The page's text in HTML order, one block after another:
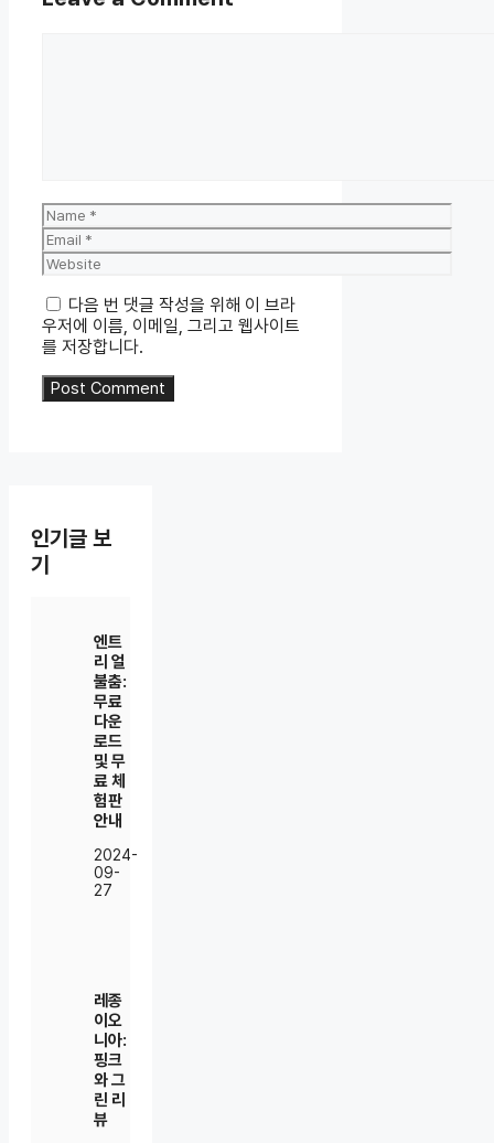
Name
Email
Website
다음 번 댓글 작성을 위해 이 브라
우저에 이름, 이메일, 그리고 웹사이트
를 저장합니다.
인기글 보
기
엔트
리 얼
불춤:
무료
다운
로드
및 무
료 체
험판
안내
2024-
09-
27
레종
이오
니아:
핑크
와 그
린 리
뷰